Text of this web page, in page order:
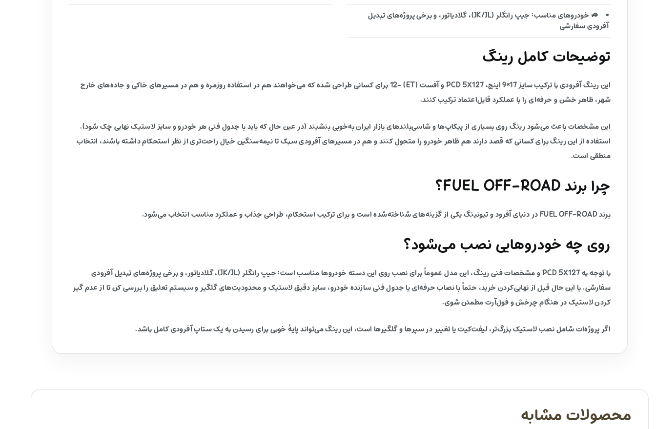
🚙 خودروهای مناسب: جیپ رانگلر (JK/JL)، گلادیاتور، و برخی پروژه‌های تبدیل
آفرودی سفارشی
توضیحات کامل رینگ
این رینگ آفرودی با ترکیب سایز 17×9 اینچ، PCD 5X127 و آفست (ET) -12 برای کسانی طراحی شده که می‌خواهند هم در استفاده روزمره و هم در مسیرهای خاکی و جاده‌های خارج
شهر، ظاهر خشن و حرفه‌ای را با عملکرد قابل‌اعتماد ترکیب کنند.
این مشخصات باعث می‌شود رینگ روی بسیاری از پیکاپ‌ها و شاسی‌بلندهای بازار ایران به‌خوبی بنشیند (در عین حال که باید با جدول فنی هر خودرو و سایز لاستیک نهایی چک شود).
استفاده از این رینگ برای کسانی که قصد دارند هم ظاهر خودرو را متحول کنند و هم در مسیرهای آفرودی سبک تا نیمه‌سنگین خیال راحت‌تری از نظر استحکام داشته باشند، انتخاب
منطقی است.
چرا برند FUEL OFF-ROAD؟
برند FUEL OFF-ROAD در دنیای آفرود و تیونینگ یکی از گزینه‌های شناخته‌شده است و برای ترکیب استحکام، طراحی جذاب و عملکرد مناسب انتخاب می‌شود.
روی چه خودروهایی نصب می‌شود؟
با توجه به PCD 5X127 و مشخصات فنی رینگ، این مدل عموماً برای نصب روی این دسته خودروها مناسب است: جیپ رانگلر (JK/JL)، گلادیاتور، و برخی پروژه‌های تبدیل آفرودی
سفارشی. با این حال قبل از نهایی‌کردن خرید، حتماً با نصاب حرفه‌ای یا جدول فنی سازنده خودرو، سایز دقیق لاستیک و محدودیت‌های گلگیر و سیستم تعلیق را بررسی کن تا از عدم گیر
کردن لاستیک در هنگام چرخش و فول‌آرت مطمئن شوی.
اگر پروژه‌ات شامل نصب لاستیک بزرگ‌تر، لیفت‌کیت یا تغییر در سپرها و گلگیرها است، این رینگ می‌تواند پایهٔ خوبی برای رسیدن به یک ستاپ آفرودی کامل باشد.
محصولات مشابه